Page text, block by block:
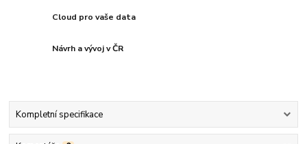
Cloud pro vaše data
Návrh a vývoj v ČR
Kompletní specifikace